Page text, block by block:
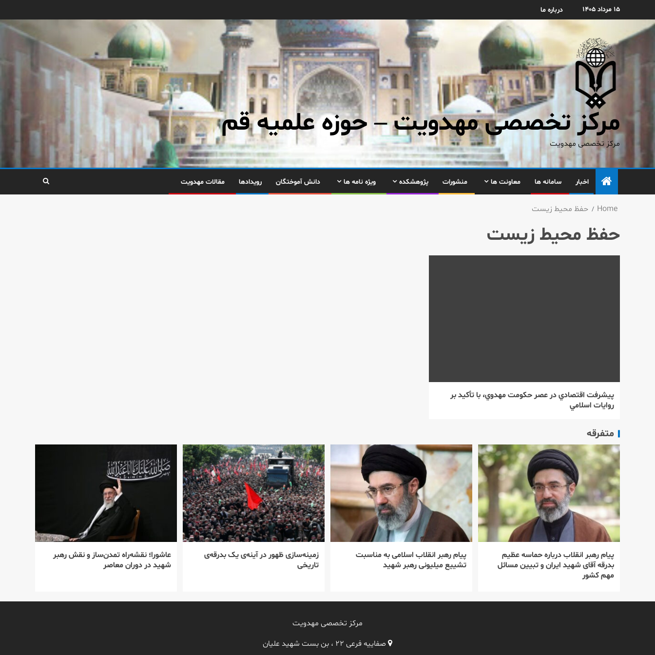
۱۵ مرداد ۱۴۰۵ درباره ما
مرکز تخصصی مهدویت – حوزه علمیه قم
مرکز تخصصی مهدویت
اخبار سامانه ها معاونت ها منشورات پژوهشکده ویژه نامه ها دانش آموختگان رویدادها مقالات مهدویت
Home حفظ محيط زيست
حفظ محيط زيست
پيشرفت اقتصادي در عصر حكومت مهدوي، با تأكيد بر
روايات اسلامي
متفرقه
پیام رهبر انقلاب درباره حماسه عظیم
بدرقه آقای شهید ایران و تبیین مسائل
مهم کشور
پیام رهبر انقلاب اسلامی به مناسبت
تشییع میلیونی رهبر شهید
زمینه‌سازی ظهور در آینه‌ی یک بدرقه‌ی
تاریخی
عاشورا؛ نقشه‌راه تمدن‌ساز و نقش رهبر
شهید در دوران معاصر
مرکز تخصصی مهدویت
صفاییه فرعی ۲۲ ، بن بست شهید علیان